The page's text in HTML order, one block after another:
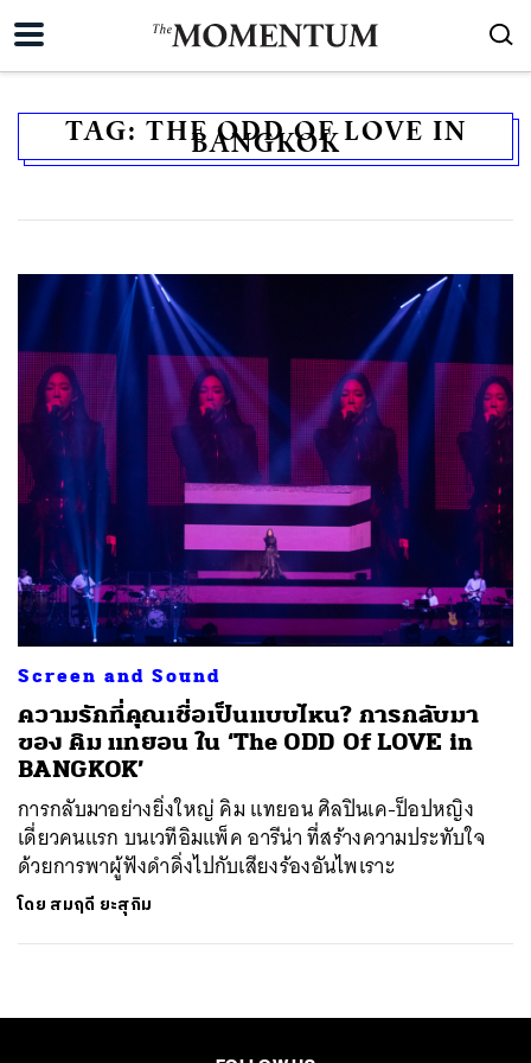
TAG: THE ODD OF LOVE IN
BANGKOK
Screen and Sound
ความรักที่คุณเชื่อเป็นแบบไหน? การกลับมา
ของ คิม แทยอน ใน ‘The ODD Of LOVE in
BANGKOK’
การกลับมาอย่างยิ่งใหญ่ คิม แทยอน ศิลปินเค-ป็อปหญิง
เดี่ยวคนแรก บนเวทีอิมแพ็ค อารีน่า ที่สร้างความประทับใจ
ด้วยการพาผู้ฟังดำดิ่งไปกับเสียงร้องอันไพเราะ
โดย สมฤดี ยะสุกิม
ค้นหา
SHARE TWEET LINE EMAIL